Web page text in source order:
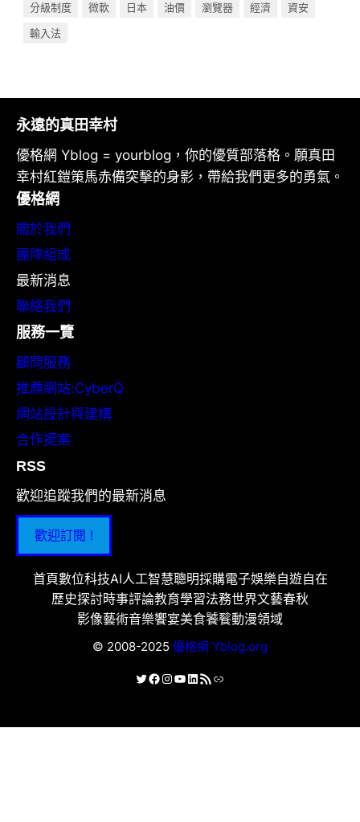
分級制度
微軟 日本 油價 瀏覽器 經濟
資安
輸入法
永遠的真田幸村
優格網 Yblog = yourblog，你的優質部落格。願真田
幸村紅鎧策馬赤備突擊的身影，帶給我們更多的勇氣。
優格網
關於我們
團隊組成
最新消息
聯絡我們
服務一覽
顧問服務
推薦網站:CyberQ
網站設計與建構
合作提案
RSS
歡迎追蹤我們的最新消息
歡迎訂閱 !
首頁數位科技AI人工智慧聰明採購電子娛樂自遊自在
歷史探討時事評論教育學習法務世界文藝春秋
影像藝術音樂饗宴美食饕餮動漫領域
© 2008-2025 優格網 Yblog.org
X Facebook
Instagram
YouTube
LinkedIn
RSS 資訊提供連結